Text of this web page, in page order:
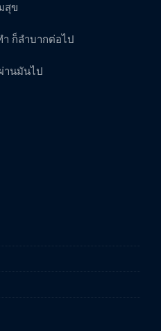
สุข
ก็ลำบากต่อไป
านมันไป